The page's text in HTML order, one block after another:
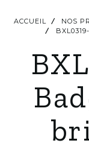
ACCUEIL NOS